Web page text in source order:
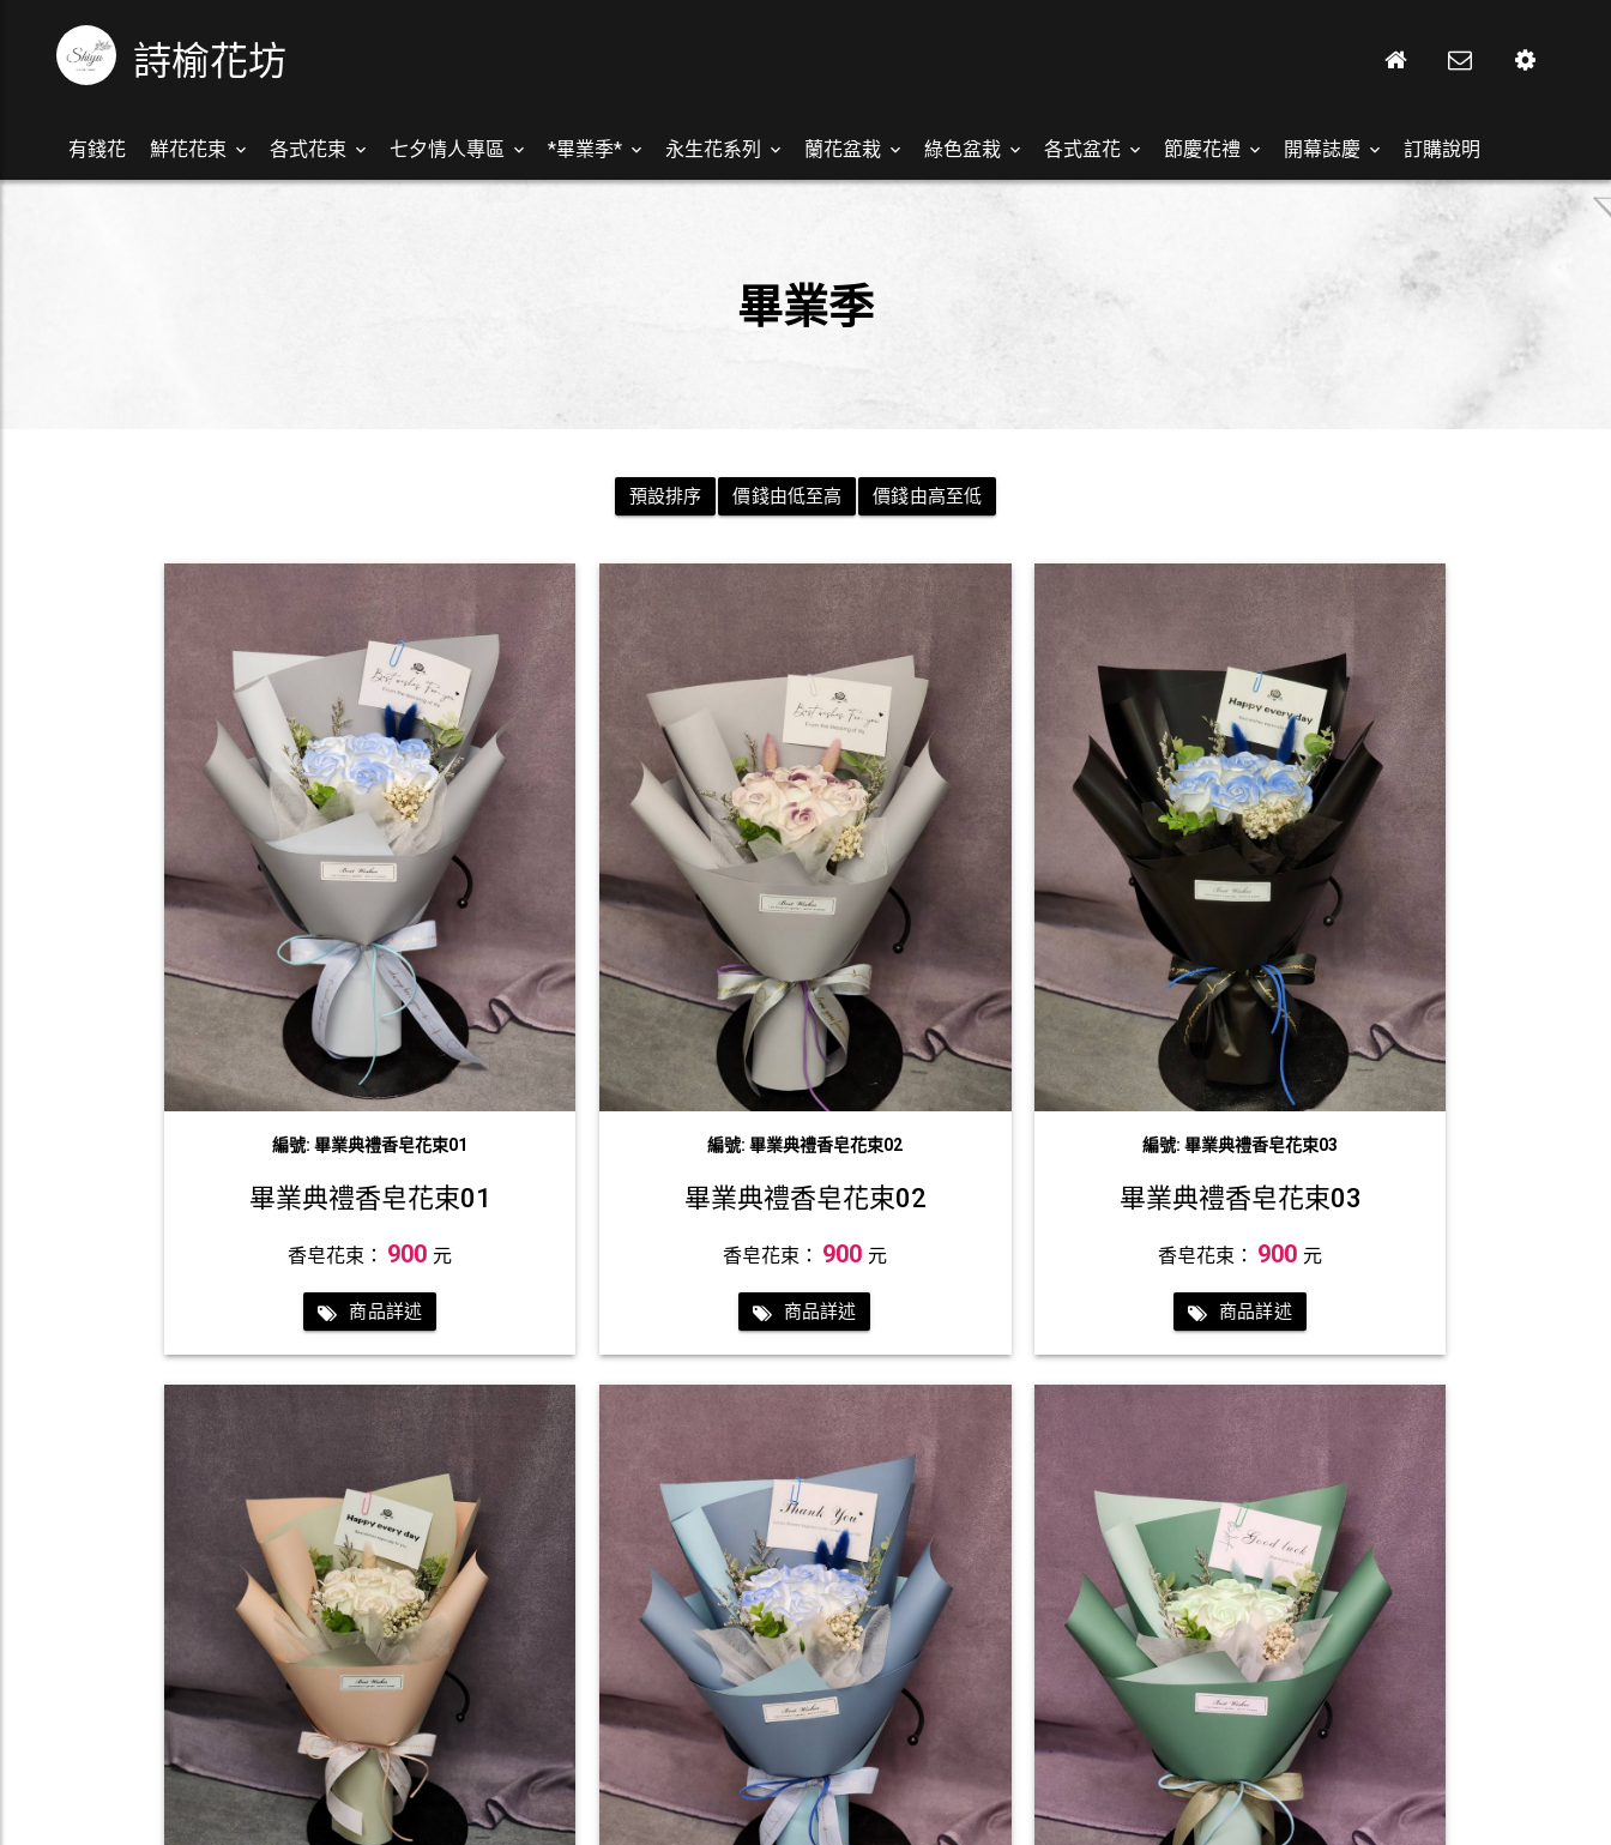
詩榆花坊
有錢花 鮮花花束 各式花束 七夕情人專區 *畢業季* 永生花系列 蘭花盆栽 綠色盆栽 各式盆花 節慶花禮 開幕誌慶 訂購說明
畢業季
預設排序 價錢由低至高 價錢由高至低
編號: 畢業典禮香皂花束01
畢業典禮香皂花束01
香皂花束： 900 元
商品詳述
編號: 畢業典禮香皂花束02
畢業典禮香皂花束02
香皂花束： 900 元
商品詳述
編號: 畢業典禮香皂花束03
畢業典禮香皂花束03
香皂花束： 900 元
商品詳述